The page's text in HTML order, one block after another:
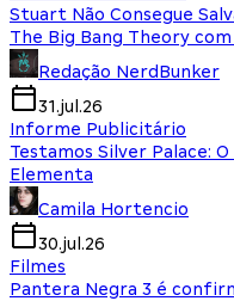
Stuart Não Consegue
The Big Bang Theory
Redação NerdBunker
31.jul.26
Informe Publicitário
Testamos Silver Palace:
Elementa
Camila Hortencio
30.jul.26
Filmes
Pantera Negra 3 é